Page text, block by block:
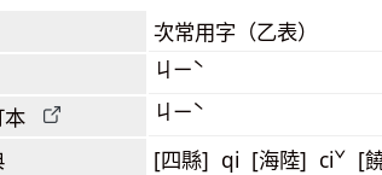
次常用字（乙表）
ㄐㄧˋ
ㄐㄧˋ
[四縣] qi [海陸] ciˇ [